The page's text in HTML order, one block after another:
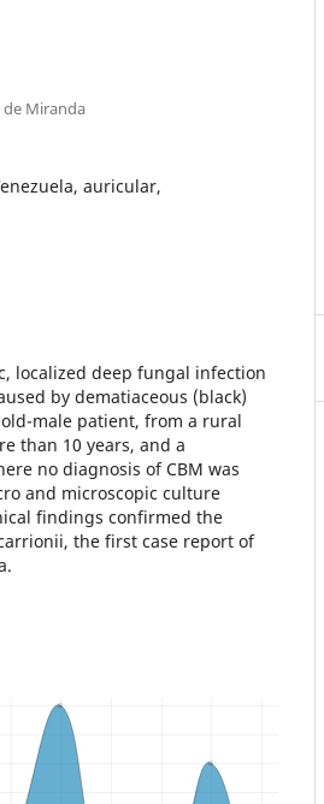
de Miranda
auricular,
localized deep fungal infection
by dematiaceous (black)
male patient, from a rural
than 10 years, and a
no diagnosis of CBM was
and microscopic culture
findings confirmed the
the first case report of